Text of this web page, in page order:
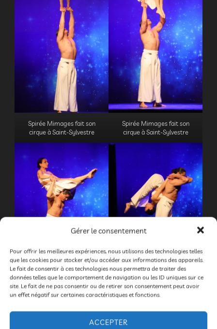
Gérer le consentement
Pour offrir les meilleures expériences, nous utilisons des technologies telles
que les cookies pour stocker et/ou accéder aux informations des appareils.
Le fait de consentir à ces technologies nous permettra de traiter des
données telles que le comportement de navigation ou les ID uniques sur ce
site. Le fait de ne pas consentir ou de retirer son consentement peut avoir
un effet négatif sur certaines caractéristiques et fonctions.
ACCEPTER
Spirée Mimages fait son
cirque à Saint-Sylvestre
Spirée Mimages fait son
cirque à Saint-Sylvestre
Spirée Mimages fait son
cirque à Saint-Sylvestre
Spirée Mimages fait son
cirque à Saint-Sylvestre